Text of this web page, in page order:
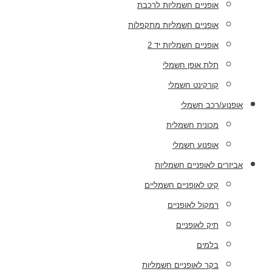
אופניים חשמליות לרכבת
אופניים חשמליות מתקפלות
אופניים חשמליות יד 2
תלת אופן חשמלי
קורקינט חשמלי
אופנוע/רכב חשמלי
מכונית חשמלית
אופנוע חשמלי
אביזרים לאופניים חשמליות
קיט לאופניים חשמליים
רמקול לאופניים
תיק לאופניים
בלמים
בקר לאופניים חשמליות